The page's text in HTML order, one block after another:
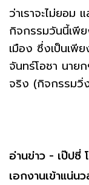
ว่าเราจะไม่ยอม
กิจกรรมวันนี้เพี
เมือง ซึ่งเป็นเพี
จันทร์โอชา นาย
จริง (กิจกรรมวิ่
อ่านข่าว - เป๊ป
เอกงานเข้าแน่น